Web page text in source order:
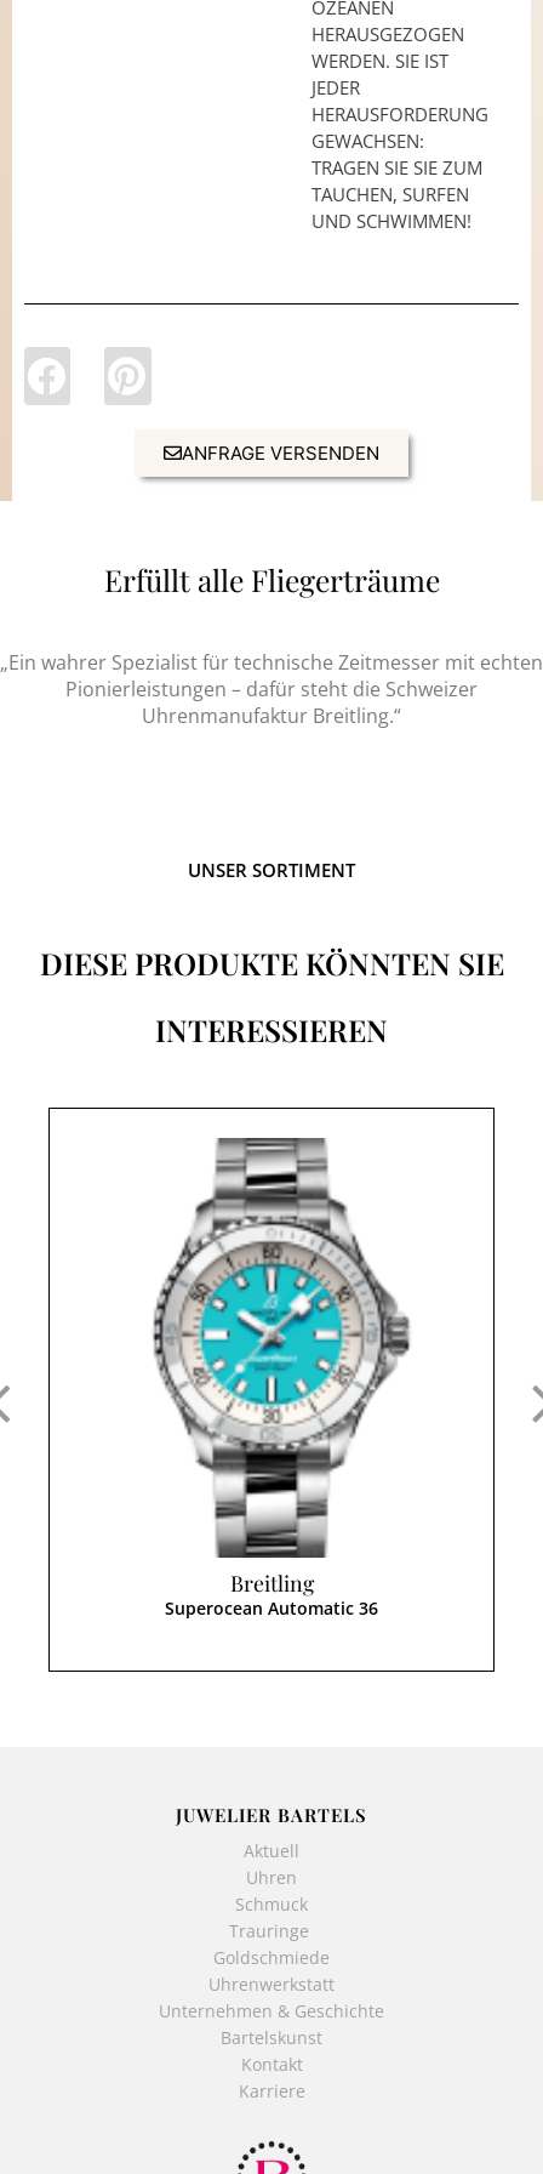
OZEANEN
HERAUSGEZOGEN
WERDEN. SIE IST
JEDER
HERAUSFORDERUNG
GEWACHSEN:
TRAGEN SIE SIE ZUM
TAUCHEN, SURFEN
UND SCHWIMMEN!
ANFRAGE VERSENDEN
Erfüllt alle Fliegerträume
„Ein wahrer Spezialist für technische Zeitmesser mit echten
Pionierleistungen – dafür steht die Schweizer
Uhrenmanufaktur Breitling.“
UNSER SORTIMENT
DIESE PRODUKTE KÖNNTEN SIE
INTERESSIEREN
Breitling
Superocean Automatic 36
JUWELIER BARTELS
Aktuell
Uhren
Schmuck
Trauringe
Goldschmiede
Uhrenwerkstatt
Unternehmen & Geschichte
Bartelskunst
Kontakt
Karriere